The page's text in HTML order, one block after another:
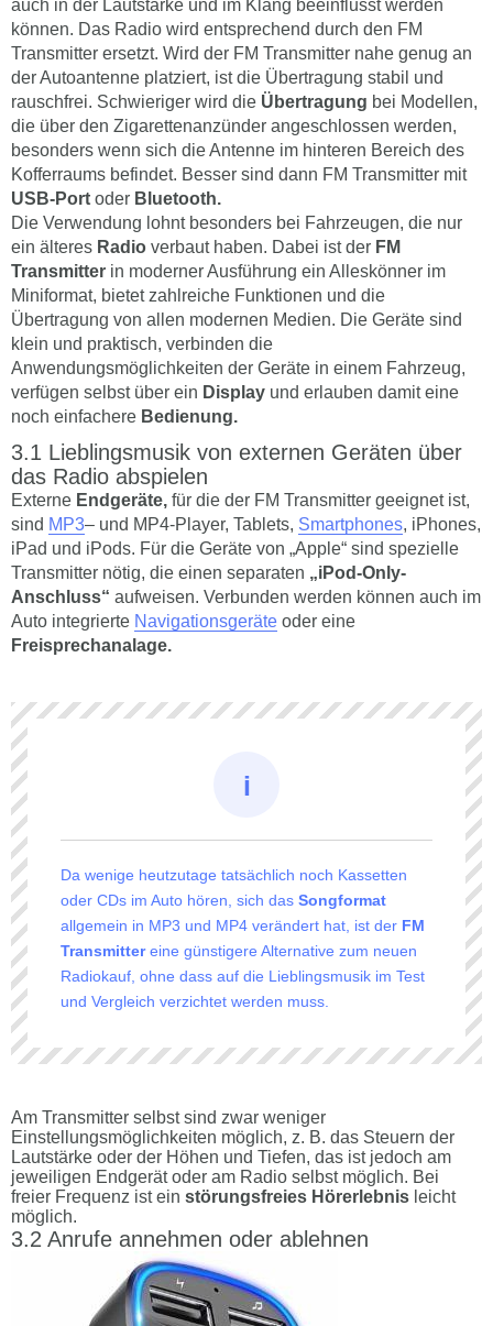
auch in der Lautstärke und im Klang beeinflusst werden
können. Das Radio wird entsprechend durch den FM
Transmitter ersetzt. Wird der FM Transmitter nahe genug an
der Autoantenne platziert, ist die Übertragung stabil und
rauschfrei. Schwieriger wird die Übertragung bei Modellen,
die über den Zigarettenanzünder angeschlossen werden,
besonders wenn sich die Antenne im hinteren Bereich des
Kofferraums befindet. Besser sind dann FM Transmitter mit
USB-Port oder Bluetooth.
Die Verwendung lohnt besonders bei Fahrzeugen, die nur
ein älteres Radio verbaut haben. Dabei ist der FM
Transmitter in moderner Ausführung ein Alleskönner im
Miniformat, bietet zahlreiche Funktionen und die
Übertragung von allen modernen Medien. Die Geräte sind
klein und praktisch, verbinden die
Anwendungsmöglichkeiten der Geräte in einem Fahrzeug,
verfügen selbst über ein Display und erlauben damit eine
noch einfachere Bedienung.
Lieblingsmusik von externen Geräten über
das Radio abspielen
Externe Endgeräte, für die der FM Transmitter geeignet ist,
sind MP3– und MP4-Player, Tablets, Smartphones, iPhones,
iPad und iPods. Für die Geräte von „Apple“ sind spezielle
Transmitter nötig, die einen separaten „iPod-Only-
Anschluss“ aufweisen. Verbunden werden können auch im
Auto integrierte Navigationsgeräte oder eine
Freisprechanalage.
Da wenige heutzutage tatsächlich noch Kassetten
oder CDs im Auto hören, sich das Songformat
allgemein in MP3 und MP4 verändert hat, ist der FM
Transmittereine günstigere Alternative zum neuen
Radiokauf, ohne dass auf die Lieblingsmusik im Test
und Vergleich verzichtet werden muss.
Am Transmitter selbst sind zwar weniger
Einstellungsmöglichkeiten möglich, z. B. das Steuern der
Lautstärke oder der Höhen und Tiefen, das ist jedoch am
jeweiligen Endgerät oder am Radio selbst möglich. Bei
freier Frequenz ist ein störungsfreies Hörerlebnis leicht
möglich.
Anrufe annehmen oder ablehnen